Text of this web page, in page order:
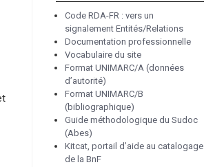
Code RDA-FR : vers un
signalement Entités/Relations
Documentation professionnelle
Vocabulaire du site
Format UNIMARC/A (données
d’autorité)
Format UNIMARC/B
(bibliographique)
Guide méthodologique du Sudoc
(Abes)
Kitcat, portail d’aide au catalogage
de la BnF